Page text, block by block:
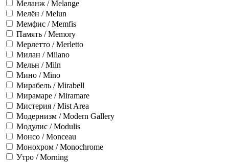
Меланж / Melange
Мелён / Melun
Мемфис / Memfis
Память / Memory
Мерлетто / Merletto
Милан / Milano
Мельн / Miln
Мино / Mino
Мирабель / Mirabell
Мирамаре / Miramare
Мистерия / Mist Area
Модернизм / Modern Gallery
Модулис / Modulis
Монсо / Monceau
Монохром / Monochrome
Утро / Morning